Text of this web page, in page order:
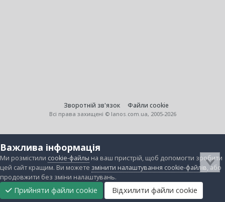
Зворотній зв'язок Файли cookie
Всі права захищені © lanos.com.ua, 2005-2026
Важлива інформація
Ми розмістили cookie-файлы на ваш пристрій, щоб допомогти зробити
цей сайт кращим. Ви можете змінити налаштування cookie-файлів, або
продовжити без зміни налаштувань.
Прийняти файли cookie Відхилити файли cookie
Головна
Підтримати
Прибрати
Завантаження Непрочитані Реєстрація